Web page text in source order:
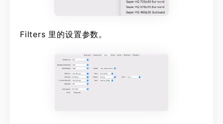
Filters 里的设置参数。